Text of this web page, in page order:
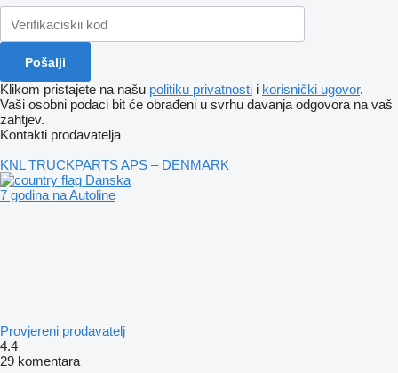
Klikom pristajete na našu politiku privatnosti i korisnički ugovor.
Vaši osobni podaci bit će obrađeni u svrhu davanja odgovora na vaš
zahtjev.
Kontakti prodavatelja
KNL TRUCKPARTS APS – DENMARK
Danska
7 godina na Autoline
Provjereni prodavatelj
4.4
29 komentara